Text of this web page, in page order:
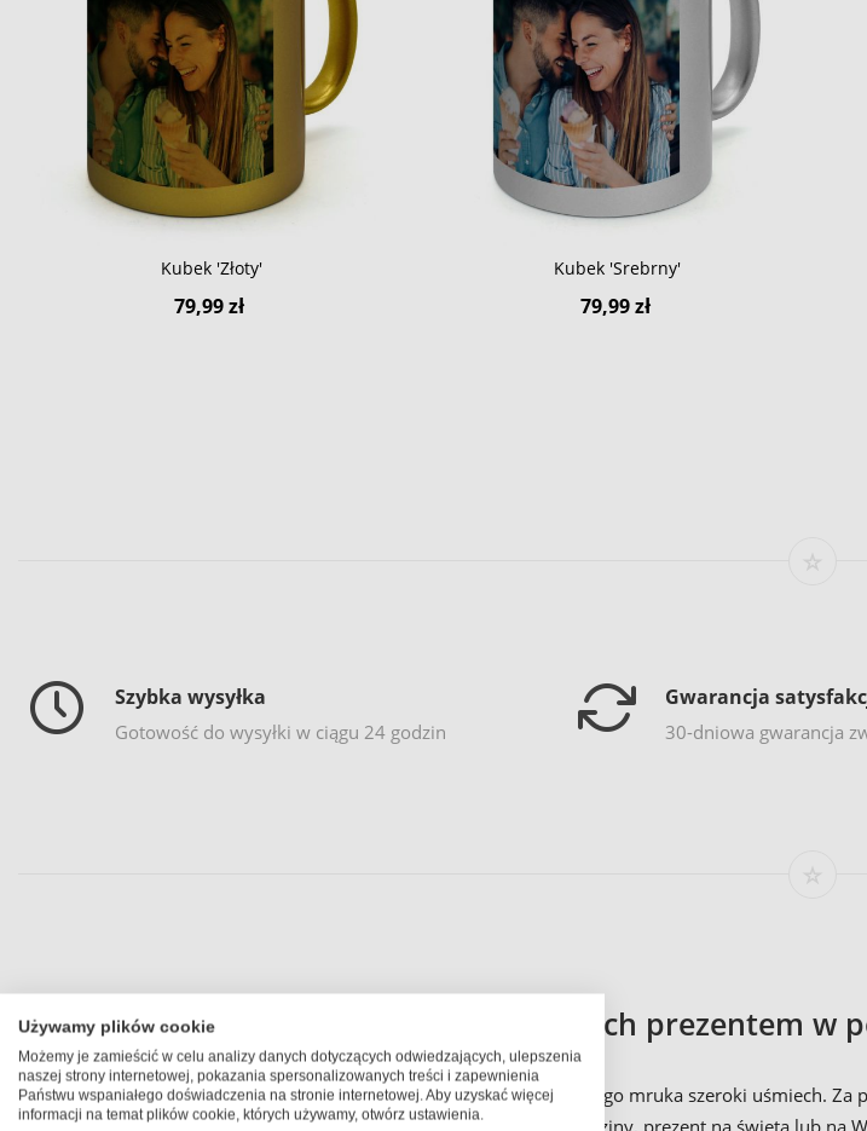
Kubek 'Złoty'
79,99 zł
Kubek 'Srebrny'
79,99 zł
Szybka wysyłka
Gotowość do wysyłki w ciągu 24 godzin
Gwarancja
30-dniowa gwarancja
Zaskocz najbliższych prezentem
Kolorowe fotokubki wyczarują nawet na twarzy największego porannego mruka szeroki uśmiech. Za
wyjątkowym gestem. Obojętnie na jaką okazję: czy to prezent na urodziny, prezent na święta lub na
Używamy plików cookie
Możemy je zamieścić w celu analizy danych dotyczących odwiedzających, ulepszenia
naszej strony internetowej, pokazania spersonalizowanych treści i zapewnienia
Państwu wspaniałego doświadczenia na stronie internetowej. Aby uzyskać więcej
informacji na temat plików cookie, których używamy, otwórz ustawienia.